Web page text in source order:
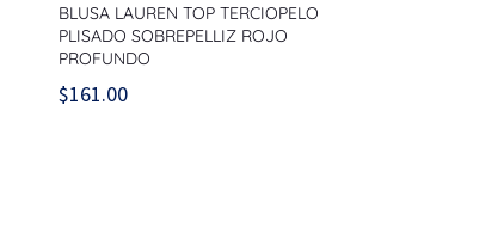
BLUSA LAUREN TOP TERCIOPELO
PLISADO SOBREPELLIZ ROJO
PROFUNDO
$161.00